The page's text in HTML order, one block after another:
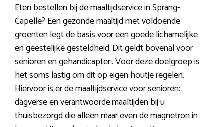
Eten bestellen bij de maaltijdservice in Sprang-
Capelle? Een gezonde maaltijd met voldoende
groenten legt de basis voor een goede lichamelijke
en geestelijke gesteldheid. Dit geldt bovenal voor
senioren en gehandicapten. Voor deze doelgroep is
het soms lastig om dit op eigen houtje regelen.
Hiervoor is er de maaltijdservice voor senioren:
dagverse en verantwoorde maaltijden bij u
thuisbezorgd die alleen maar even de magnetron in